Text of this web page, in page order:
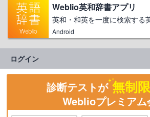
Weblio英和辞書アプリ
英和・和英を一度に検索する
Android
ログイン
診断テストが 無制限
Weblioプレミアム